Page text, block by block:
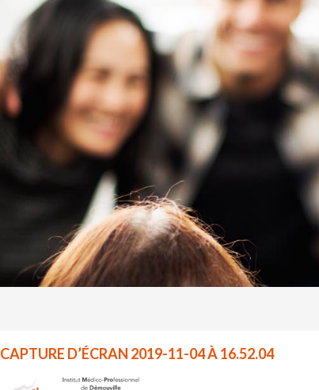
CAPTURE D’ÉCRAN 2019-11-04 À 16.52.04